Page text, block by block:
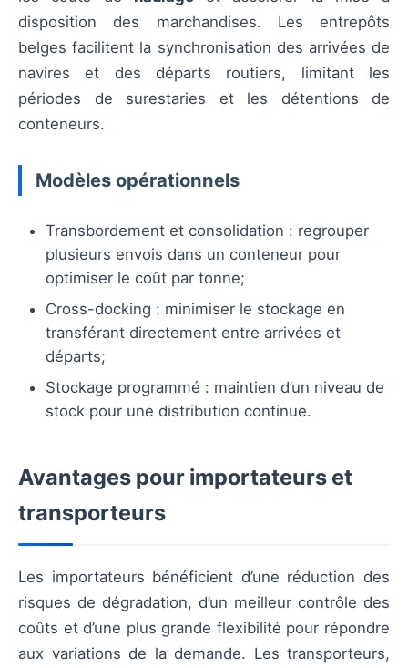
disposition des marchandises. Les entrepôts
belges facilitent la synchronisation des arrivées de
navires et des départs routiers, limitant les
périodes de surestaries et les détentions de
conteneurs.
Modèles opérationnels
Transbordement et consolidation : regrouper
plusieurs envois dans un conteneur pour
optimiser le coût par tonne;
Cross-docking : minimiser le stockage en
transférant directement entre arrivées et
départs;
Stockage programmé : maintien d’un niveau de
stock pour une distribution continue.
Avantages pour importateurs et
transporteurs
Les importateurs bénéficient d’une réduction des
risques de dégradation, d’un meilleur contrôle des
coûts et d’une plus grande flexibilité pour répondre
aux variations de la demande. Les transporteurs,